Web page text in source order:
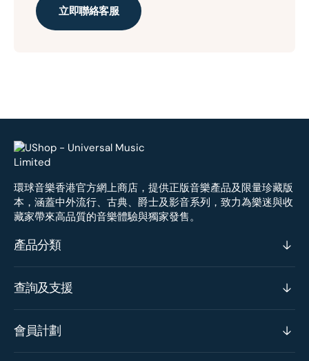
立即聯絡客服
環球音樂香港官方網上商店，提供正版音樂產品及限量珍藏版
本，涵蓋中外流行、古典、爵士及影音系列，致力為樂迷與收
藏家帶來高品質的音樂體驗與獨家發售。
產品分類
查詢及支援
會員計劃